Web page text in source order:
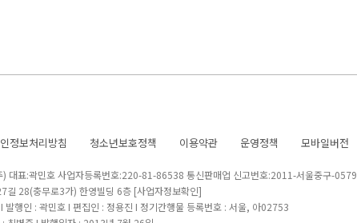
정보처리방침 청소년보호정책 이용약관 운영정책 모바일버전
) 대표:곽민호 사업자등록번호:220-81-86538 통신판매업 신고번호:2011-서울중구-0579
길 28(충무로3가) 한영빌딩 6층 [사업자정보확인]
발행인 : 곽민호 I 편집인 : 정용진 I 정기간행물 등록번호 : 서울, 아02753